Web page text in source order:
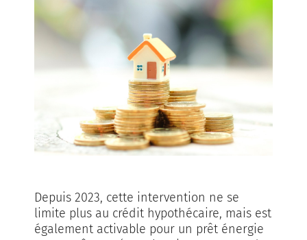
Depuis 2023, cette intervention ne se
limite plus au crédit hypothécaire, mais est
également activable pour un prêt énergie